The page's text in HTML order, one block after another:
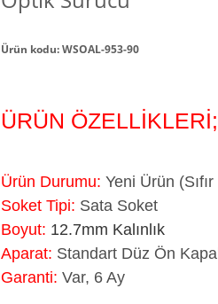
Ürün kodu: WSOAL-953-90
ÜRÜN ÖZELLİKLERİ;
Ürün Durumu: Yeni Ürün
Soket Tipi: Sata Soket
Boyut: 12.7mm Kalınlık
Aparat: Standart Düz Ön
Garanti: Var, 6 Ay